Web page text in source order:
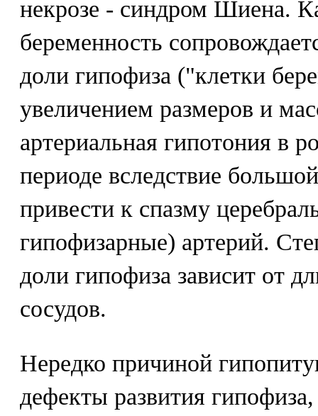
некрозе - синдром Шиена.
беременность
доли гипофиза ("клетки
увеличением размеров и
артериальная гипотония в
периоде вследствие
привести к спазму
гипофизарные) артерий.
доли гипофиза зависит от
сосудов.
Нередко причиной
дефекты развития